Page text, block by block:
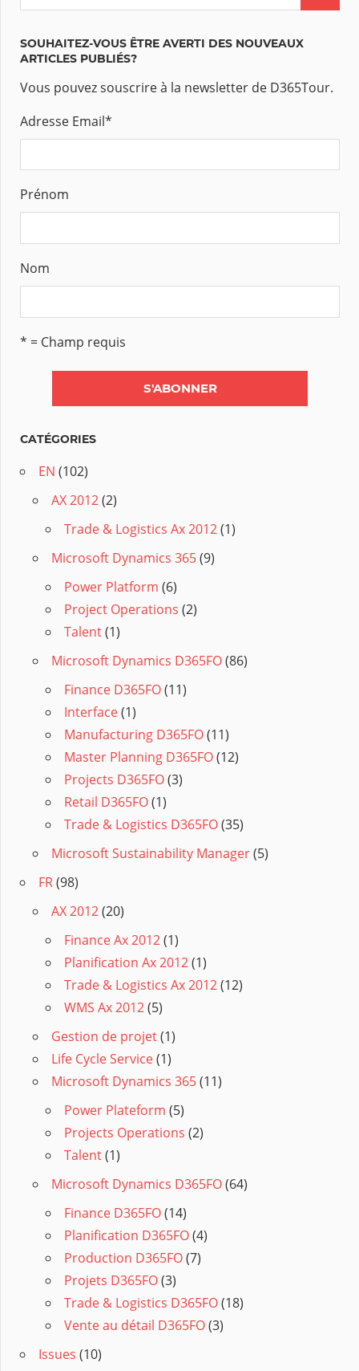
SOUHAITEZ-VOUS ÊTRE AVERTI DES NOUVEAUX
ARTICLES PUBLIÉS?
Vous pouvez souscrire à la newsletter de D365Tour.
Adresse Email*
Prénom
Nom
* = Champ requis
CATÉGORIES
EN (102)
AX 2012(2)
Trade & Logistics Ax 2012(1)
Microsoft Dynamics 365(9)
Power Platform (6)
Project Operations (2)
Talent(1)
Microsoft Dynamics D365FO(86)
Finance D365FO(11)
Interface(1)
Manufacturing D365FO(11)
Master Planning D365FO(12)
Projects D365FO(3)
Retail D365FO(1)
Trade & Logistics D365FO(35)
Microsoft Sustainability Manager(5)
FR(98)
AX 2012(20)
Finance Ax 2012(1)
Planification Ax 2012(1)
Trade & Logistics Ax 2012(12)
WMS Ax 2012(5)
Gestion de projet(1)
Life Cycle Service(1)
Microsoft Dynamics 365(11)
Power Plateform (5)
Projects Operations (2)
Talent(1)
Microsoft Dynamics D365FO(64)
Finance D365FO(14)
Planification D365FO(4)
Production D365FO(7)
Projets D365FO(3)
Trade & Logistics D365FO(18)
Vente au détail D365FO(3)
Issues (10)